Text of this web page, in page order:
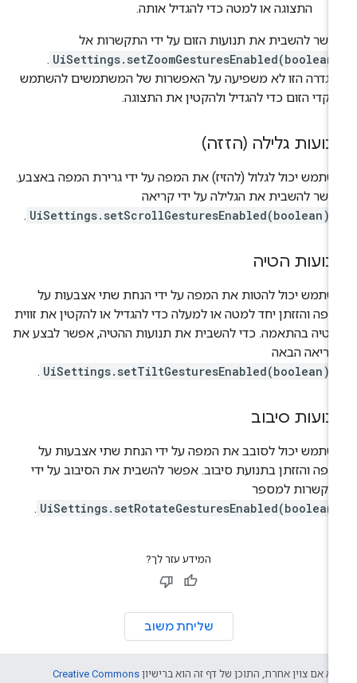
התצוגה או למטה כדי להגדיל אותה.
להשבית את תנועות הזום על ידי התקשרות אל
.
הזו לא משפיעה על האפשרות של המשתמשים להשתמש
הזום כדי להגדיל ולהקטין את התצוגה.
גלילה (הזזה)
יכול לגלול (להזיז) את המפה על ידי גרירת המפה באצבע.
להשבית את הגלילה על ידי קריאה
UiSettings.setScrollGesturesEnabled(boolean)
.
הטיה
יכול להטות את המפה על ידי הנחת שתי אצבעות על
והזזתן יחד למטה או למעלה כדי להגדיל או להקטין את זווית
בהתאמה. כדי להשבית את תנועות ההטיה, אפשר לבצע את
הבאה
UiSettings.setTiltGesturesEnabled(boolean)
.
סיבוב
יכול לסובב את המפה על ידי הנחת שתי אצבעות על
והזזתן בתנועת סיבוב. אפשר להשבית את הסיבוב על ידי
למספר
.
המידע עזר לך?
שליחת משוב
אם צוין אחרת, התוכן של דף זה הוא ברישיוןCreative Commons